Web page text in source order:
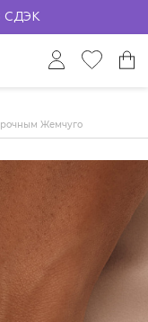
СДЭК
Жемчугом MIESTILO